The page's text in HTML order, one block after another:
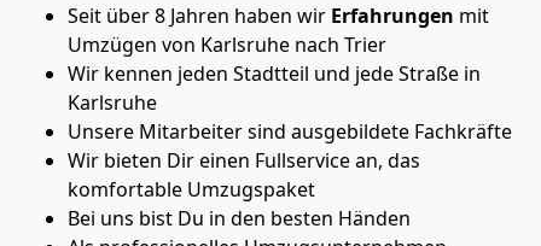
Seit über 8 Jahren haben wir Erfahrungen mit
Umzügen von Karlsruhe nach Trier
Wir kennen jeden Stadtteil und jede Straße in
Karlsruhe
Unsere Mitarbeiter sind ausgebildete Fachkräfte
Wir bieten Dir einen Fullservice an, das
komfortable Umzugspaket
Bei uns bist Du in den besten Händen